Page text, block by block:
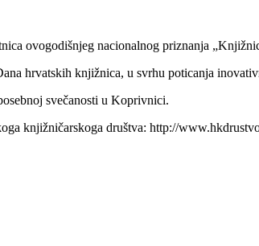
ovogodišnjeg nacionalnog priznanja
hrvatskih knjižnica, u svrhu poticanja
svečanosti u Koprivnici.
knjižničarskoga društva: http://